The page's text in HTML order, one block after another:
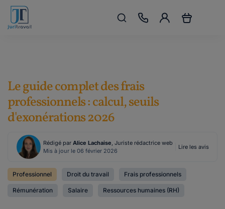
Le guide complet des frais
professionnels : calcul, seuils
d'exonérations 2026
Rédigé par Alice Lachaise, Juriste rédactrice web
Mis à jour le 06 février 2026
Lire les avis
Professionnel Droit du travail Frais professionnels
Rémunération Salaire Ressources humaines (RH)